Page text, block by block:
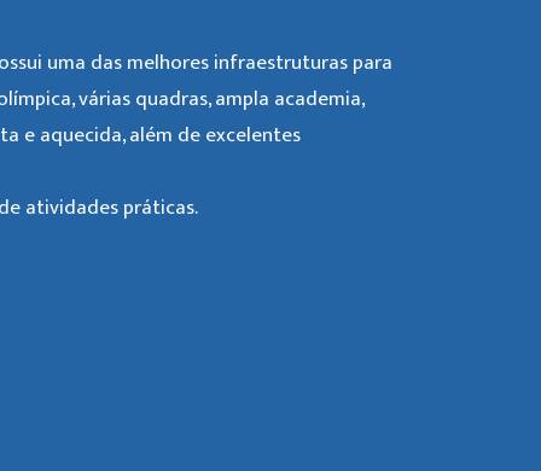
uma das melhores infraestruturas para
várias quadras, ampla academia,
e aquecida, além de excelentes
atividades práticas.